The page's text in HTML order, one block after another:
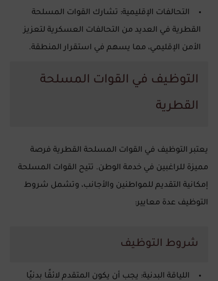
التحالفات الإقليمية: تشارك القوات المسلحة
القطرية في العديد من التحالفات العسكرية لتعزيز
الأمن الإقليمي، مما يسهم في استقرار المنطقة.
التوظيف في القوات المسلحة
القطرية
يعتبر التوظيف في القوات المسلحة القطرية فرصة
مميزة للراغبين في خدمة الوطن. تتيح القوات المسلحة
إمكانية التقديم للمواطنين والأجانب، وتشمل شروط
التوظيف عدة معايير:
شروط التوظيف
اللياقة البدنية: يجب أن يكون المتقدم لائقًا بدنيًا